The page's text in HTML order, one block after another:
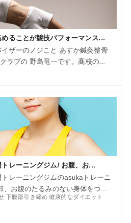
ることが競技パフォーマンス...
ザーのノジこと あすか鍼灸整骨
ラブの 野島竜一です。高校の...
レーニングジム/ お腹、お...
レーニングジムのasukaトレーニ
お腹のたるみのない身体をつ...
下腹部引き締め 健康的なダイエット